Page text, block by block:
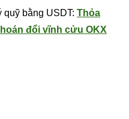
bằng USDT: Thỏa
đổi vĩnh cửu OKX